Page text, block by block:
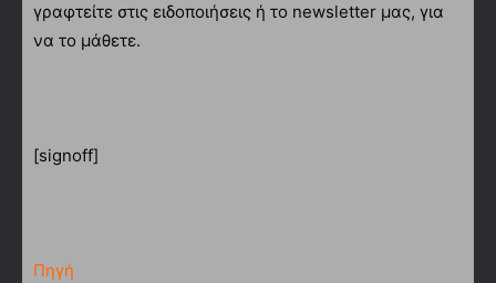
γραφτείτε στις ειδοποιήσεις ή το newsletter μας, για
να το μάθετε.
[signoff]
Πηγή